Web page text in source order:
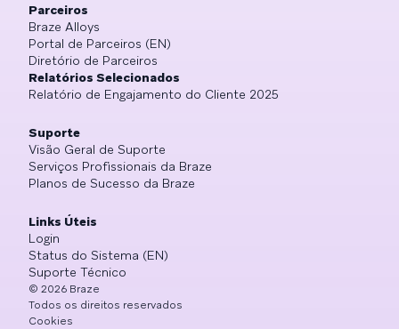
Parceiros
Braze Alloys
Portal de Parceiros (EN)
Diretório de Parceiros
Relatórios Selecionados
Relatório de Engajamento do Cliente 2025
Suporte
Visão Geral de Suporte
Serviços Profissionais da Braze
Planos de Sucesso da Braze
Links Úteis
Login
Status do Sistema (EN)
Suporte Técnico
© 2026 Braze
Todos os direitos reservados
Cookies